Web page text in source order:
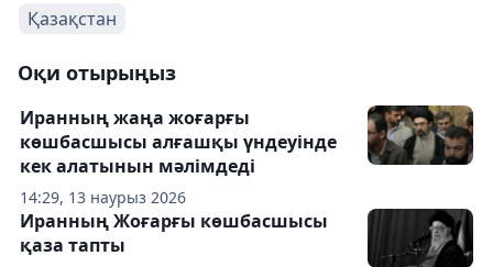
Қазақстан
Оқи отырыңыз
14:29, 13 наурыз 2026
Иранның жаңа жоғарғы
көшбасшысы алғашқы үндеуінде
кек алатынын мәлімдеді
Иранның Жоғарғы көшбасшысы
қаза тапты